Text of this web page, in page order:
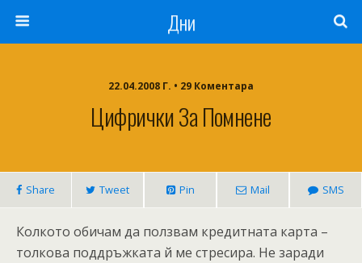
Дни
22.04.2008 Г. • 29 Коментара
Цифрички За Помнене
Share Tweet Pin Mail SMS
Колкото обичам да ползвам кредитната карта –
толкова поддръжката й ме стресира. Не заради